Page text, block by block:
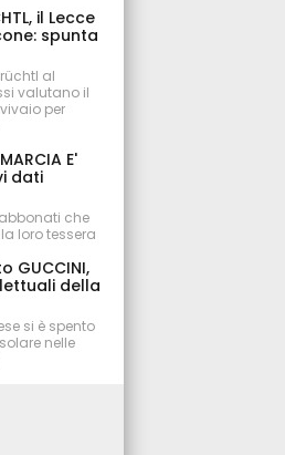
il Lecce
spunta
al
valutano il
per
E'
dati
che
loro tessera
GUCCINI,
della
si è spento
nelle